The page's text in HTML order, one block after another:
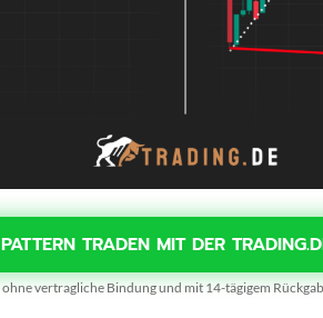
TRADEN MIT DER
vertragliche Bindung und mit 14-tägigem